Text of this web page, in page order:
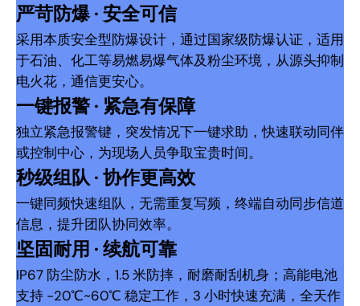
严苛防爆 · 安全可信
采用本质安全型防爆设计，通过国家级防爆认证，适用
于石油、化工等易燃易爆气体及粉尘环境，从源头抑制
电火花，通信更安心。
一键报警 · 紧急有保障
独立紧急报警键，突发情况下一键求助，快速联动同伴
或控制中心，为现场人员争取宝贵时间。
秒级组队 · 协作更高效
一键同频快速组队，无需重复写频，终端自动同步信道
信息，提升团队协同效率。
坚固耐用 · 续航可靠
IP67 防尘防水，1.5 米防摔，耐磨耐刮机身；高能电池
支持 -20℃~60℃ 稳定工作，3 小时快速充满，全天作